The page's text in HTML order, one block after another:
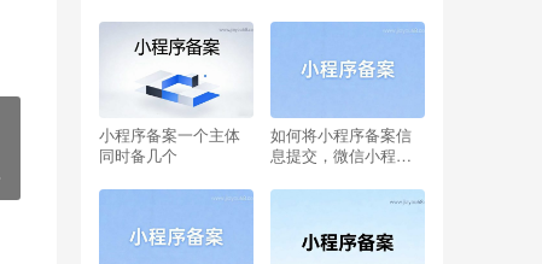
小程序备案一个主体
同时备几个
如何将小程序备案信
息提交，微信小程序